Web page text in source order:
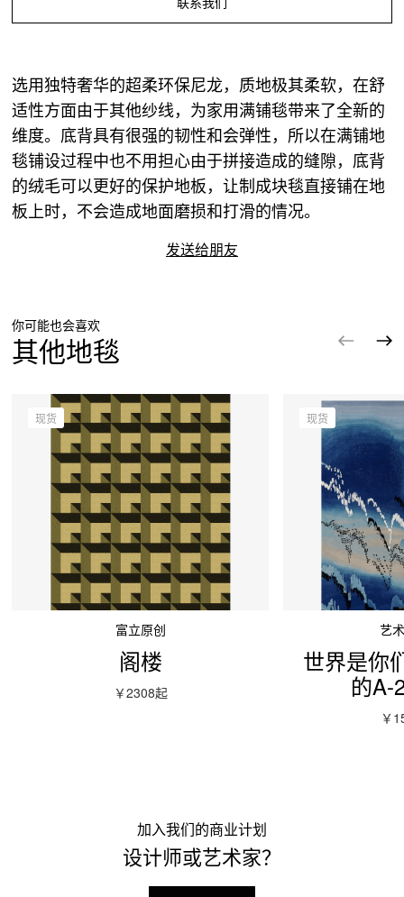
选用独特奢华的超柔环保尼龙，质地极其柔软，在舒
适性方面由于其他纱线，为家用满铺毯带来了全新的
维度。底背具有很强的韧性和会弹性，所以在满铺地
毯铺设过程中也不用担心由于拼接造成的缝隙，底背
的绒毛可以更好的保护地板，让制成块毯直接铺在地
板上时，不会造成地面磨损和打滑的情况。
发送给朋友
你可能也会喜欢
其他地毯
现货
富立原创
阁楼
￥2308起
现货
艺
世界是你
的A-
￥
加入我们的商业计划
设计师或艺术家？